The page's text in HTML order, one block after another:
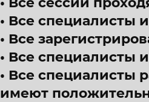
Все специалисты
Все
Все специалисты
Все специалисты
имеют